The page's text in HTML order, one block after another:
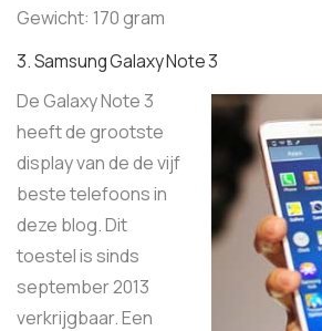
Gewicht: 170 gram
3. Samsung Galaxy Note 3
De Galaxy Note 3
heeft de grootste
display van de de vijf
beste telefoons in
deze blog. Dit
toestel is sinds
september 2013
verkrijgbaar. Een